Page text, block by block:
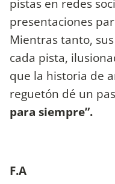
presentaciones
Mientras tanto,
cada pista,
que la historia de
reguetón dé un
para siempre”.
F.A